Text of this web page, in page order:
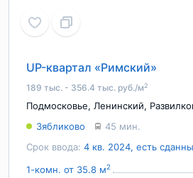
UP-квартал «Римский»
189 тыс. - 356.4 тыс. руб./м2
Подмосковье, Ленинский,
Срок ввода: 4 кв. 2024, есть
Зябликово 45 мин.
1-комн. от 35.8 м2